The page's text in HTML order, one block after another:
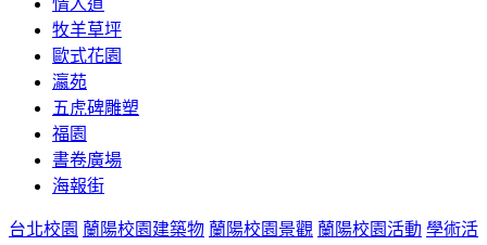
情人道
牧羊草坪
歐式花園
瀛苑
五虎碑雕塑
福園
書卷廣場
海報街
台北校園 蘭陽校園建築物 蘭陽校園景觀 蘭陽校園活動 學術活